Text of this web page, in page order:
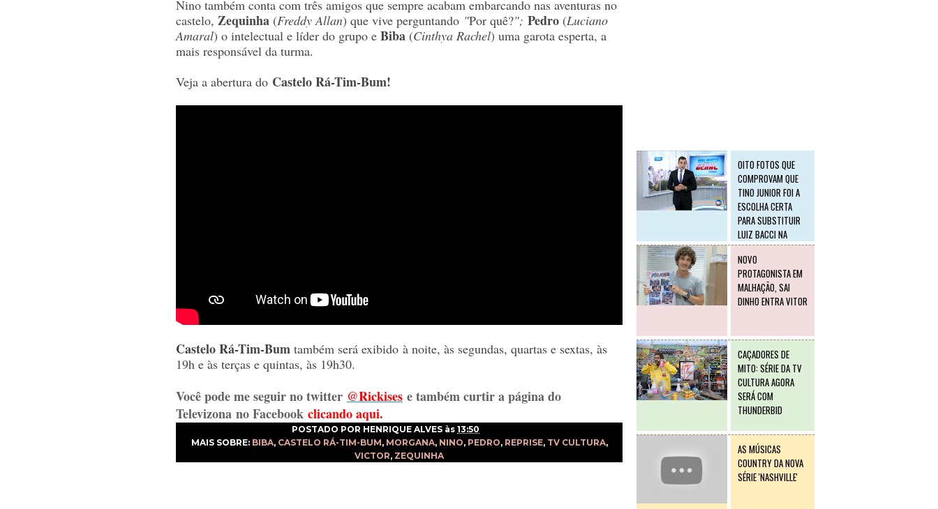
Nino também conta com três amigos que sempre acabam embarcando nas aventuras no
castelo, Zequinha (Freddy Allan) que vive perguntando "Por quê?"; Pedro (Luciano
Amaral) o intelectual e líder do grupo e Biba (Cinthya Rachel) uma garota esperta, a
mais responsável da turma.
Veja a abertura do Castelo Rá-Tim-Bum!
Castelo Rá-Tim-Bum também será exibido à noite, às segundas, quartas e sextas, às
19h e às terças e quintas, às 19h30.
Você pode me seguir no twitter @Rickises e também curtir a página do
Televizona no Facebook clicando aqui.
POSTADO POR HENRIQUE ALVES às 13:50
MAIS SOBRE: BIBA, CASTELO RÁ-TIM-BUM, MORGANA, NINO, PEDRO, REPRISE, TV CULTURA,
VICTOR, ZEQUINHA
OITO FOTOS QUE
COMPROVAM QUE
TINO JUNIOR FOI A
ESCOLHA CERTA
PARA SUBSTITUIR
LUIZ BACCI NA
RECORD
NOVO
PROTAGONISTA EM
MALHAÇÃO, SAI
DINHO ENTRA VITOR
CAÇADORES DE
MITO: SÉRIE DA TV
CULTURA AGORA
SERÁ COM
THUNDERBID
AS MÚSICAS
COUNTRY DA NOVA
SÉRIE 'NASHVILLE'